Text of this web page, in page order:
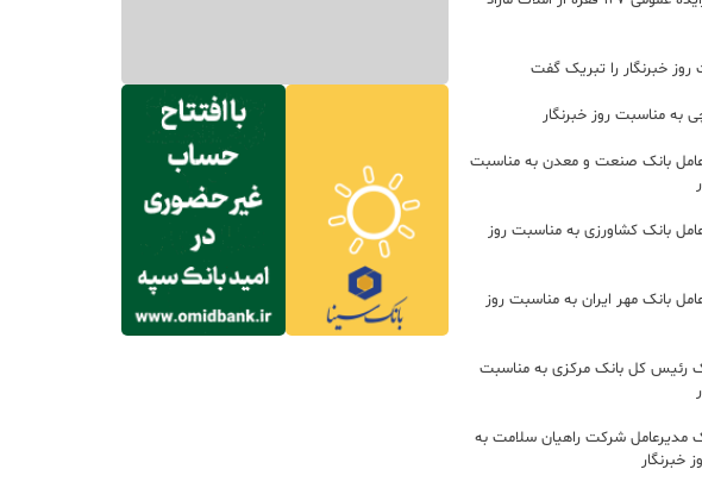
خبرنگار را تبریک گفت
به مناسبت روز خبرنگار
بانک صنعت و معدن به مناسبت
بانک کشاورزی به مناسبت روز
بانک مهر ایران به مناسبت روز
رئیس کل بانک مرکزی به مناسبت
مدیرعامل شرکت راهیان سلامت به
خبرنگار